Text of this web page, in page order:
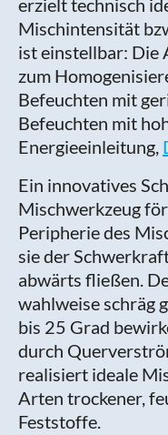
erzielt technisch
Mischintensität
ist einstellbar: Die
zum
Befeuchten mit
Befeuchten mit
Energieeinleitung,
Ein innovatives
Mischwerkzeug
Peripherie des
sie der
abwärts fließen.
wahlweise schräg
bis 25 Grad
durch
realisiert ideale
Arten trockener,
Feststoffe.